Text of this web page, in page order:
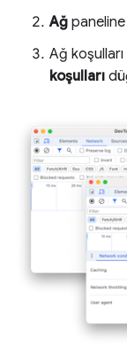
Ağ
Ağ
koşulları